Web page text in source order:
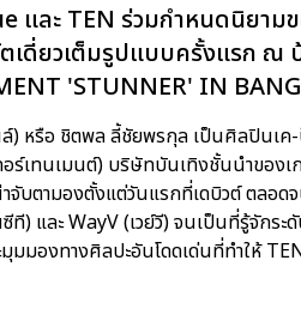
และ TEN ร่วมกำหนดนิยา
เดี่ยวเต็มรูปแบบครั้งแรก ณ
'STUNNER' IN
) หรือ ชิตพล ลี้ชัยพรกุล เป็นศิลปินเ
อร์เทนเมนต์) บริษัทบันเทิงชั้นนำของเ
จับตามองตั้งแต่วันแรกที่เดบิวต์ ตลอด
ที) และ WayV (เวย์วี) จนเป็นที่รู้จักระ
มุมมองทางศิลปะอันโดดเด่นที่ทำให้